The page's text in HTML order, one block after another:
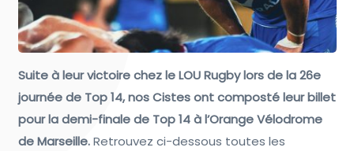
Suite à leur victoire chez le LOU Rugby lors de la 26e
journée de Top 14, nos Cistes ont composté leur billet
pour la demi-finale de Top 14 à l’Orange Vélodrome
de Marseille.Retrouvez ci-dessous toutes les